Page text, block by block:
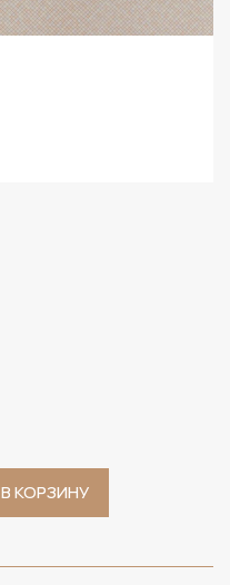
В КОРЗИНУ